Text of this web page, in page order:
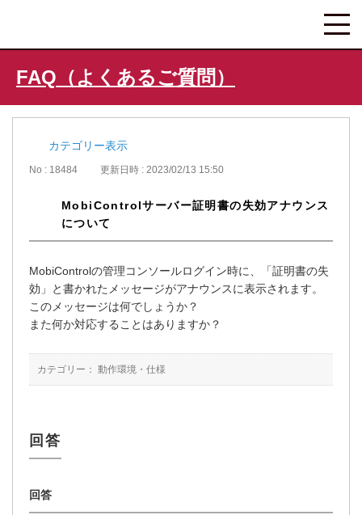
FAQ（よくあるご質問）
カテゴリー表示
No : 18484 更新日時 : 2023/02/13 15:50
MobiControlサーバー証明書の失効アナウンス
について
MobiControlの管理コンソールログイン時に、「証明書の失
効」と書かれたメッセージがアナウンスに表示されます。
このメッセージは何でしょうか？
また何か対応することはありますか？
カテゴリー： 動作環境・仕様